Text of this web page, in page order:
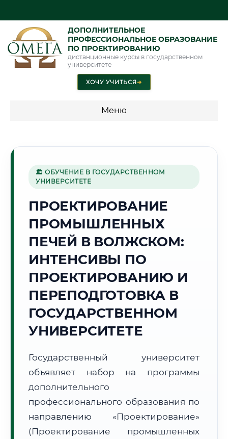
ДОПОЛНИТЕЛЬНОЕ
ПРОФЕССИОНАЛЬНОЕ ОБРАЗОВАНИЕ
ПО ПРОЕКТИРОВАНИЮ
дистанционные курсы в государственном
университете
ХОЧУ УЧИТЬСЯ➜
Меню
🌊
Г. ВОЛЖСКИЙ
16:58:44
2026 г.
Погода в г. Волжский: 🌤️ +36°C Преимущественно ясно
🌅 Восход: 04:44 🌇 Закат:19:29
Субъект:
Волгоградская область
Часовой пояс:
Формат учебы:
Дистанционно
🏛 ОБУЧЕНИЕ В ГОСУДАРСТВЕННОМ
УНИВЕРСИТЕТЕ
ПРОЕКТИРОВАНИЕ
ПРОМЫШЛЕННЫХ
ПЕЧЕЙ В ВОЛЖСКОМ:
ИНТЕНСИВЫ ПО
ПРОЕКТИРОВАНИЮ И
ПЕРЕПОДГОТОВКА В
ГОСУДАРСТВЕННОМ
УНИВЕРСИТЕТЕ
Государственный университет
объявляет набор на программы
дополнительного
профессионального образования по
направлению «Проектирование»
(Проектирование промышленных